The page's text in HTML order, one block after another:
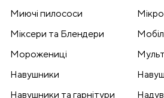
Миючі пилососи
Міксери та Блендери
Морожениці
Навушники
Навушники та гарнітури